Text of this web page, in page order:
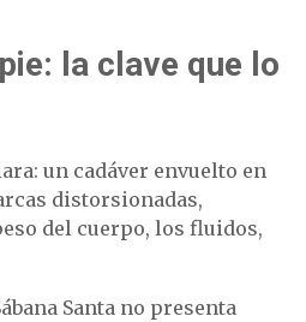
la clave que lo
un cadáver envuelto en
distorsionadas,
del cuerpo, los fluidos,
Santa no presenta